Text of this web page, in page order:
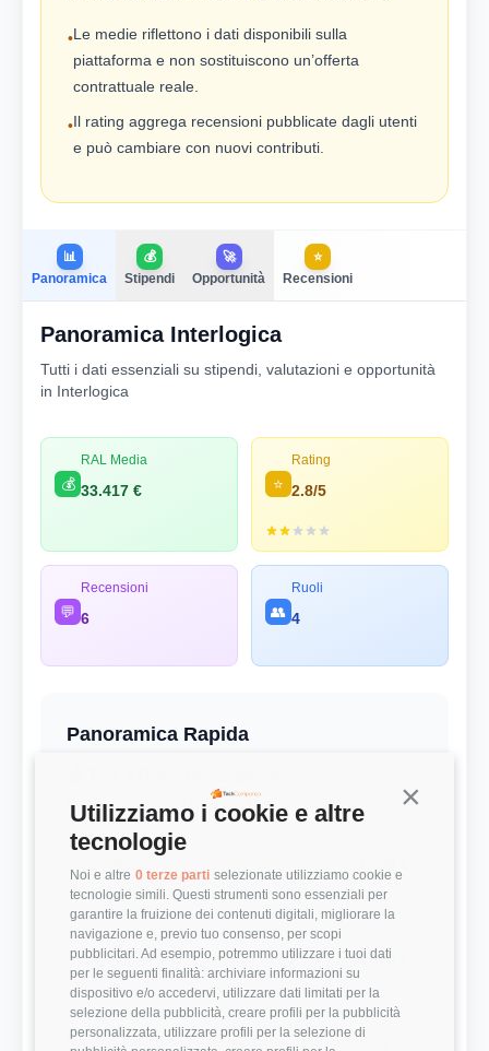
Continua
Utilizziamo i cookie e altre
tecnologie
Noi e altre 0 terze parti selezionate utilizziamo cookie e
tecnologie simili. Questi strumenti sono essenziali per
garantire la fruizione dei contenuti digitali, migliorare la
navigazione e, previo tuo consenso, per scopi
pubblicitari. Ad esempio, potremmo utilizzare i tuoi dati
per le seguenti finalità: archiviare informazioni su
dispositivo e/o accedervi, utilizzare dati limitati per la
selezione della pubblicità, creare profili per la pubblicità
personalizzata, utilizzare profili per la selezione di
•Le medie riflettono i dati disponibili sulla
piattaforma e non sostituiscono un’offerta
contrattuale reale.
•Il rating aggrega recensioni pubblicate dagli utenti
e può cambiare con nuovi contributi.
📊
Panoramica
💰
Stipendi
🚀
Opportunità
⭐
Recensioni
Panoramica Interlogica
Tutti i dati essenziali su stipendi, valutazioni e opportunità
in Interlogica
💰
RAL Media
33.417 € ⭐
Rating
2.8/5
💬
Recensioni
6 👥
Ruoli
4
Panoramica Rapida
Retribuzioni annuali lorde (RAL) medie per le posizioni più
remunerate
Developer 33.333 €
Developer 34.000 €
⭐ Valutazioni
Punteggi medi basati sulle recensioni della community